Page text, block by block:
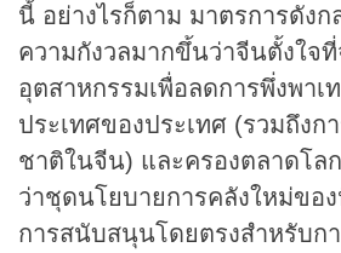
นี้ อย่างไรก็ตาม มาตรการดังก
ความกังวลมากขึ้นว่าจีนตั้งใจ
อุตสาหกรรมเพื่อลดการพึ่งพาเ
ประเทศของประเทศ (รวมถึงก
ชาติในจีน) และครองตลาดโล
ว่าชุดนโยบายการคลังใหม่ขอ
การสนับสนุนโดยตรงสำหรับก